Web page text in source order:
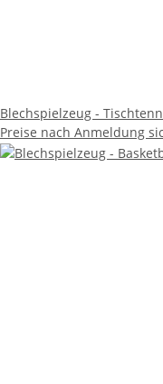
Blechspielzeug -
Preise nach Anmeldung